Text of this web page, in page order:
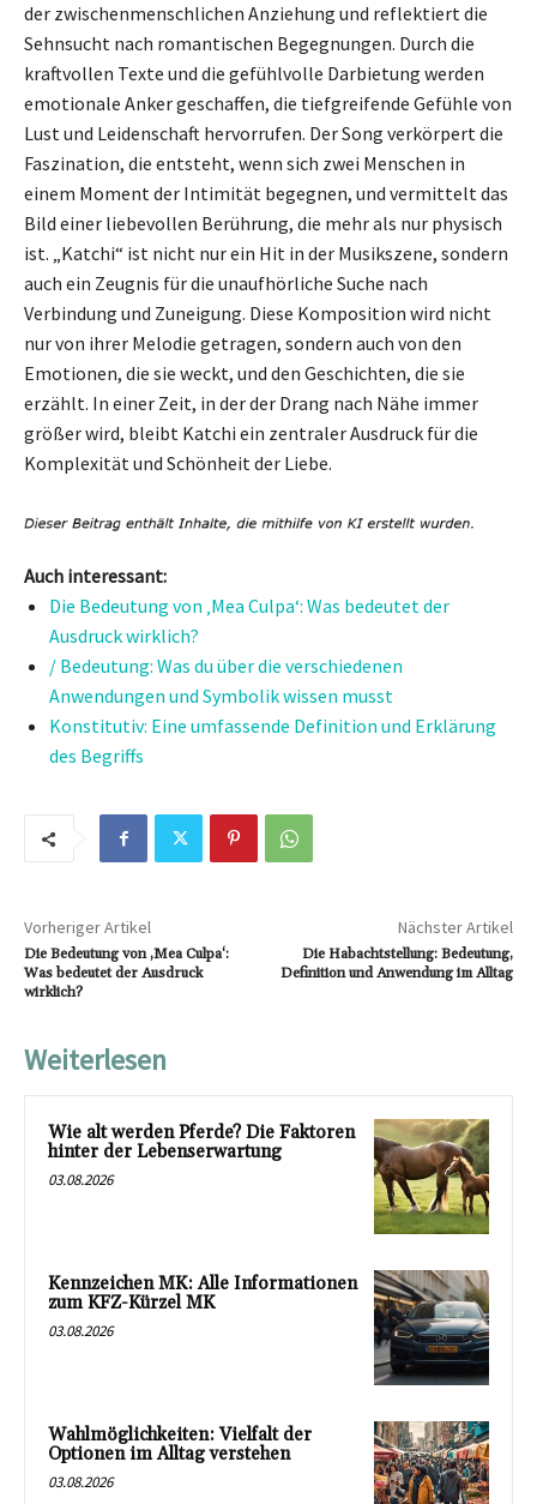
der zwischenmenschlichen Anziehung und reflektiert die
Sehnsucht nach romantischen Begegnungen. Durch die
kraftvollen Texte und die gefühlvolle Darbietung werden
emotionale Anker geschaffen, die tiefgreifende Gefühle von
Lust und Leidenschaft hervorrufen. Der Song verkörpert die
Faszination, die entsteht, wenn sich zwei Menschen in
einem Moment der Intimität begegnen, und vermittelt das
Bild einer liebevollen Berührung, die mehr als nur physisch
ist. „Katchi“ ist nicht nur ein Hit in der Musikszene, sondern
auch ein Zeugnis für die unaufhörliche Suche nach
Verbindung und Zuneigung. Diese Komposition wird nicht
nur von ihrer Melodie getragen, sondern auch von den
Emotionen, die sie weckt, und den Geschichten, die sie
erzählt. In einer Zeit, in der der Drang nach Nähe immer
größer wird, bleibt Katchi ein zentraler Ausdruck für die
Komplexität und Schönheit der Liebe.
Auch interessant:
Die Bedeutung von ‚Mea Culpa‘: Was bedeutet der
Ausdruck wirklich?
/ Bedeutung: Was du über die verschiedenen
Anwendungen und Symbolik wissen musst
Konstitutiv: Eine umfassende Definition und Erklärung
des Begriffs
Vorheriger Artikel
Die Bedeutung von ‚Mea Culpa‘:
Was bedeutet der Ausdruck
wirklich?
Nächster Artikel
Die Habachtstellung: Bedeutung,
Definition und Anwendung im Alltag
Weiterlesen
Wie alt werden Pferde? Die Faktoren
hinter der Lebenserwartung
03.08.2026
Kennzeichen MK: Alle Informationen
zum KFZ-Kürzel MK
03.08.2026
Wahlmöglichkeiten: Vielfalt der
Optionen im Alltag verstehen
03.08.2026